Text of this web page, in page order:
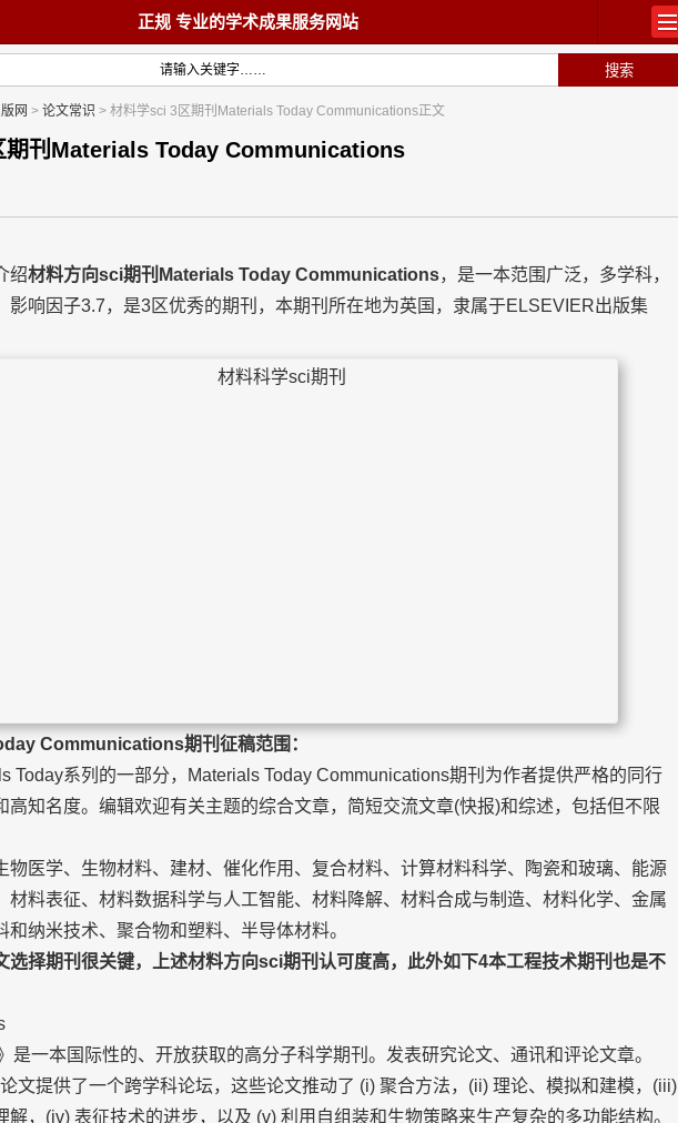
正规 专业的学术成果服务网站
首页 教材出版
术著作 论文常识
线咨询 关于我们
网 > 论文常识 > 材料学sci 3区期刊Materials Today Communications正文
期刊Materials Today Communications
绍材料方向sci期刊Materials Today Communications，是一本范围广泛，多学科，
影响因子3.7，是3区优秀的期刊，本期刊所在地为英国，隶属于ELSEVIER出版集
Communications期刊征稿范围：
系列的一部分，Materials Today Communications期刊为作者提供严格的同行
高知名度。编辑欢迎有关主题的综合文章，简短交流文章(快报)和综述，包括但不限
学、生物材料、建材、催化作用、复合材料、计算材料科学、陶瓷和玻璃、能源
材料表征、材料数据科学与人工智能、材料降解、材料合成与制造、材料化学、金属
和纳米技术、聚合物和塑料、半导体材料。
选择期刊很关键，上述材料方向sci期刊认可度高，此外如下4本工程技术期刊也是不
一本国际性的、开放获取的高分子科学期刊。发表研究论文、通讯和评论文章。
文提供了一个跨学科论坛，这些论文推动了 (i) 聚合方法，(ii) 理论、模拟和建模，(iii)
解，(iv) 表征技术的进步，以及 (v) 利用自组装和生物策略来生产复杂的多功能结构。